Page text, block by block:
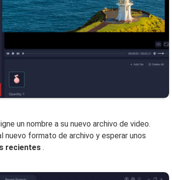
un nombre a su nuevo archivo de video.
nuevo formato de archivo y esperar unos
recientes .